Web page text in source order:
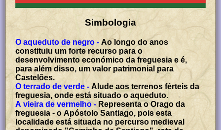
Simbologia
O aqueduto de negro - Ao longo do anos
constituiu um forte recurso para o
desenvolvimento económico da freguesia e é,
para além disso, um valor patrimonial para
Castelões.
O terrado de verde - Alude aos terrenos férteis da
freguesia, onde está situado o aqueduto.
A vieira de vermelho - Representa o Orago da
freguesia - o Apóstolo Santiago, pois esta
localidade está situada no percurso medieval